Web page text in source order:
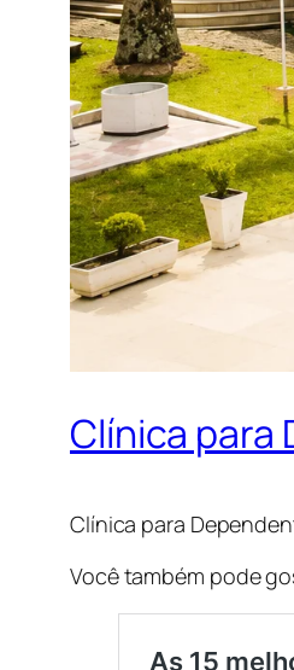
Clínica para
Clínica para
Você também pode